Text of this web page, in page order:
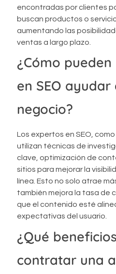
encontradas por clientes
buscan productos o
aumentando las
ventas a largo plazo.
¿Cómo
en SEO ayudar
negocio?
Los expertos en SEO,
utilizan técnicas de
clave, optimización de
sitios para mejorar la
línea. Esto no solo atrae
también mejora la tasa de
que el contenido esté
expectativas del usuario.
¿Qué
contratar una